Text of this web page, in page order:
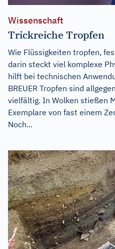
Wissenschaft
Trickreiche Tropfen
Wie Flüssigkeiten tropfen,
darin steckt viel komplexe
hilft bei technischen
BREUER Tropfen sind
vielfältig. In Wolken stießen
Exemplare von fast einem
Noch...